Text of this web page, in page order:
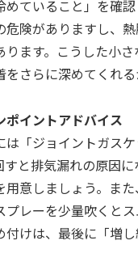
ていること」を確認
危険がありますし、
ります。こうした小
さらに深めてくれる
ポイントアドバイス
は「ジョイントガス
すと排気漏れの原因
用意しましょう。ま
プレーを少量吹くと
付けは、最後に「増